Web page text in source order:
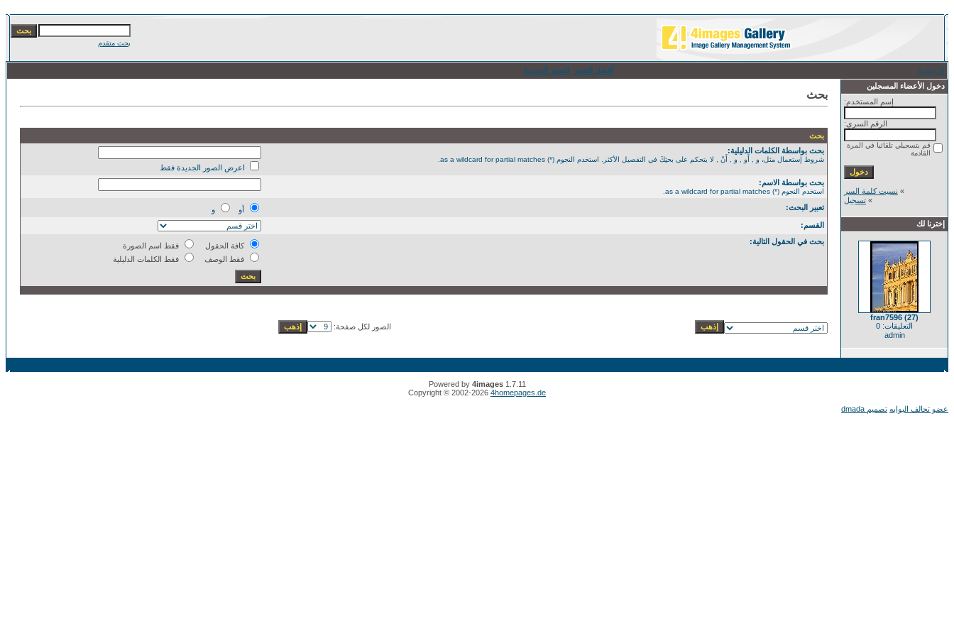
بحث متقدم
الرئيسية أفضل الصور
الصور الجديدة
دخول الأعضاء المسجلين
إسم المستخدم:
الرقم السري:
قم بتسجيلي تلقائيا في المرة
القادمة
» نسيت كلمة السر
» تسجيل
إخترنا لك
fran7596 (27)
التعليقات: 0
admin
بحث
بحث
بحث بواسطة الكلمات الدليلية:
شروط إستعمال مثل، و , أَو , و , أَنْ , لا يتحكم على بحثِكَ في التفصيل الأكثر. استخدم النجوم (*) as a wildcard for partial matches.
اعرض الصور الجديدة فقط
بحث بواسطة الاسم:
استخدم النجوم (*) as a wildcard for partial matches.
تعبير البحث: أو
و
القسم:
بحث في الحقول التالية:
كافة الحقول
فقط اسم الصورة
فقط الوصف
فقط الكلمات الدليلية
الصور لكل صفحة:
Powered by 4images1.7.11
Copyright © 2002-2026 4homepages.de
عضو تحالف البوابه تصميم dmada